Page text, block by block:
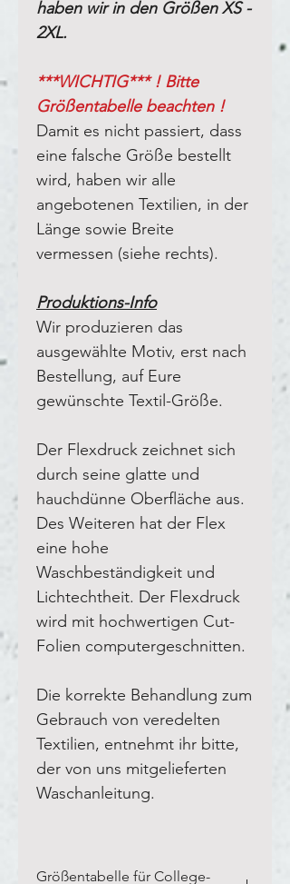
haben wir in den Größen XS -
2XL.
***WICHTIG*** ! Bitte
Größentabelle beachten !
Damit es nicht passiert, dass
eine falsche Größe bestellt
wird, haben wir alle
angebotenen Textilien, in der
Länge sowie Breite
vermessen (siehe rechts).
Produktions-Info
Wir produzieren das
ausgewählte Motiv, erst nach
Bestellung, auf Eure
gewünschte Textil-Größe.
Der Flexdruck zeichnet sich
durch seine glatte und
hauchdünne Oberfläche aus.
Des Weiteren hat der Flex
eine hohe
Waschbeständigkeit und
Lichtechtheit. Der Flexdruck
wird mit hochwertigen Cut-
Folien computergeschnitten.
Die korrekte Behandlung zum
Gebrauch von veredelten
Textilien, entnehmt ihr bitte,
der von uns mitgelieferten
Waschanleitung.
Größentabelle für College-